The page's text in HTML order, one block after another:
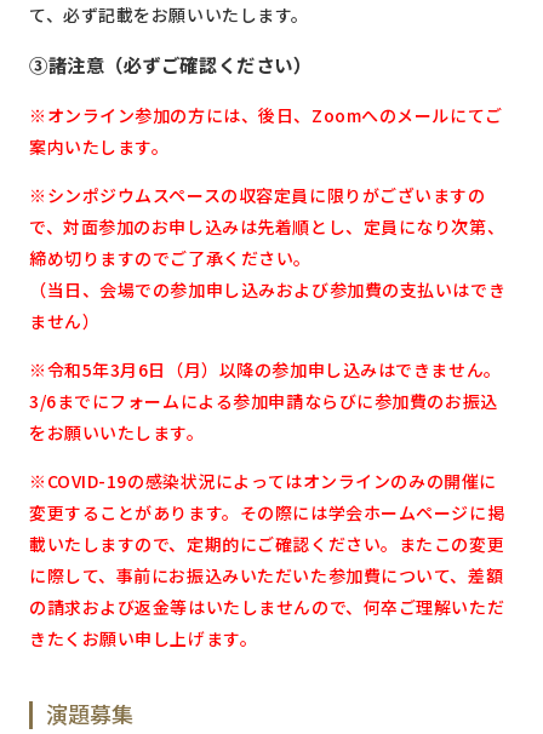
て、必ず記載をお願いいたします。
③諸注意（必ずご確認ください）
※オンライン参加の方には、後日、Zoomへのメールにてご
案内いたします。
※シンポジウムスペースの収容定員に限りがございますの
で、対面参加のお申し込みは先着順とし、定員になり次第、
締め切りますのでご了承ください。
（当日、会場での参加申し込みおよび参加費の支払いはでき
ません）
※令和5年3月6日（月）以降の参加申し込みはできません。
3/6までにフォームによる参加申請ならびに参加費のお振込
をお願いいたします。
※COVID-19の感染状況によってはオンラインのみの開催に
変更することがあります。その際には学会ホームページに掲
載いたしますので、定期的にご確認ください。またこの変更
に際して、事前にお振込みいただいた参加費について、差額
の請求および返金等はいたしませんので、何卒ご理解いただ
きたくお願い申し上げます。
演題募集